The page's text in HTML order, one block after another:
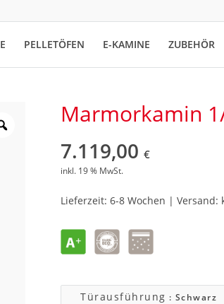
PELLETÖFEN E-KAMINE ZUBEHÖR
Marmorkamin
7.119,00€
inkl. 19 % MwSt.
Lieferzeit: 6-8 Wochen | Versand:
Türausführung : Schwarz